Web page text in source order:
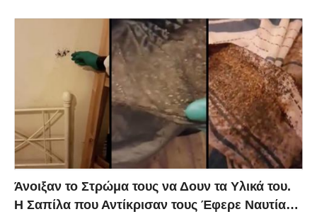
Άνοιξαν το Στρώμα τους να Δουν τα Υλικά του.
Η Σαπίλα που Αντίκρισαν τους Έφερε Ναυτία…